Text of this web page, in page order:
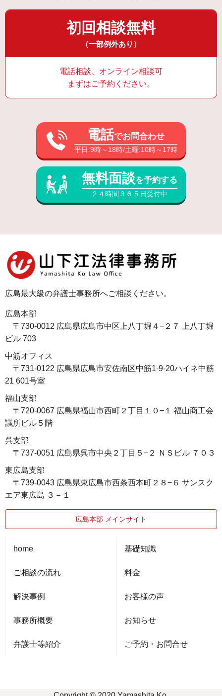
初回相談無料
（一部例外あり）
電話相談、オンライン相談可
まずはご予約ください。
電話でお問合わせ
平日:9時～18時/土曜:10時～17時
無料面談を予約する
２４時間３６５日受付中
広島最大級の弁護士事務所へご相談ください。
広島本部
〒730-0012 広島県広島市中区上八丁堀４−２７ 上八丁堀
ビル 703
中筋オフィス
〒731-0122 広島県広島市安佐南区中筋1-9-20ハイネ中筋
21 601号室
福山支部
〒720-0067 広島県福山市西町２丁目１０−１ 福山商工会
議所ビル５階
呉支部
〒737-0051 広島県呉市中央２丁目５−２ ＮＳビル ７０３
東広島支部
〒739-0043 広島県東広島市西条西本町２８−６ サンスク
エア東広島 ３－１
広島本部 メインサイト
home
ご相談の流れ
解決事例
事務所概要
弁護士等紹介
基礎知識
料金
お客様の声
お知らせ
ご予約・お問合せ